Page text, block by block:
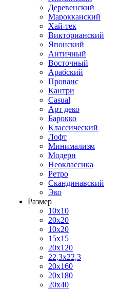
Деревенский
Марокканский
Хай-тек
Викторианский
Японский
Античный
Восточный
Арабский
Прованс
Кантри
Casual
Арт деко
Барокко
Классический
Лофт
Минимализм
Модерн
Неоклассика
Ретро
Скандинавский
Эко
Размер
10x10
20x20
10x20
15x15
20x120
22,3x22,3
20x160
20x180
20x40